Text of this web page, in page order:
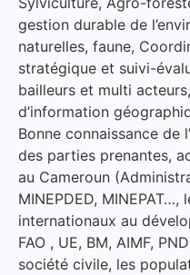
gestion durable de
naturelles, faune,
stratégique et suivi-
bailleurs et multi
d’information
Bonne connaissance de
des parties prenantes,
au Cameroun
MINEPDED,
internationaux au
FAO , UE, BM, AIMF,
société civile, les